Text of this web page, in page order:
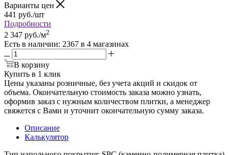
Варианты цен
441 руб./шт
Подробности
2 347 руб./м2
Есть в наличии: 2367 в 4 магазинах
В корзину
Купить в 1 клик
Цены указаны розничные, без учета акций и скидок от
объема. Окончательную стоимость заказа можно узнать,
оформив заказ с нужным количеством плитки, а менеджер
свяжется с Вами и уточнит окончательную сумму заказа.
Описание
Калькулятор